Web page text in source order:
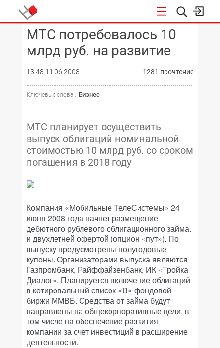
КОНФЕРЕНЦИИ
МТС потребовалось 10
млрд руб. на развитие
13:48 11.06.2008 1281 прочтение
Ключевые слова : Бизнес
МТС планирует осуществить
выпуск облигаций номинальной
стоимостью 10 млрд руб. со сроком
погашения в 2018 году
Компания «Мобильные ТелеСистемы» 24
июня 2008 года начнет размещение
дебютного рублевого облигационного займа.
и двухлетней офертой (опцион «пут»). По
выпуску предусмотрены полугодовые
купоны. Организаторами выпуска являются
Газпромбанк, Райффайзенбанк, ИК «Тройка
Диалог». Планируется включение облигаций
в котировальный список «В» фондовой
биржи ММВБ. Средства от займа будут
направлены на общекорпоративные цели, в
том числе на обеспечение развития
компании за счет инвестиций в расширение
деятельности.